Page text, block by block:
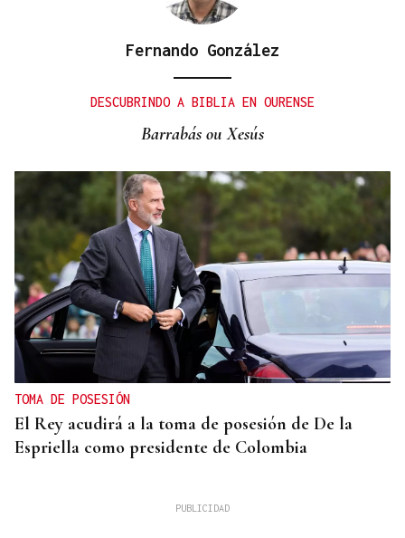
Fernando González
DESCUBRINDO A BIBLIA EN OURENSE
Barrabás ou Xesús
TOMA DE POSESIÓN
El Rey acudirá a la toma de posesión de De la
Espriella como presidente de Colombia